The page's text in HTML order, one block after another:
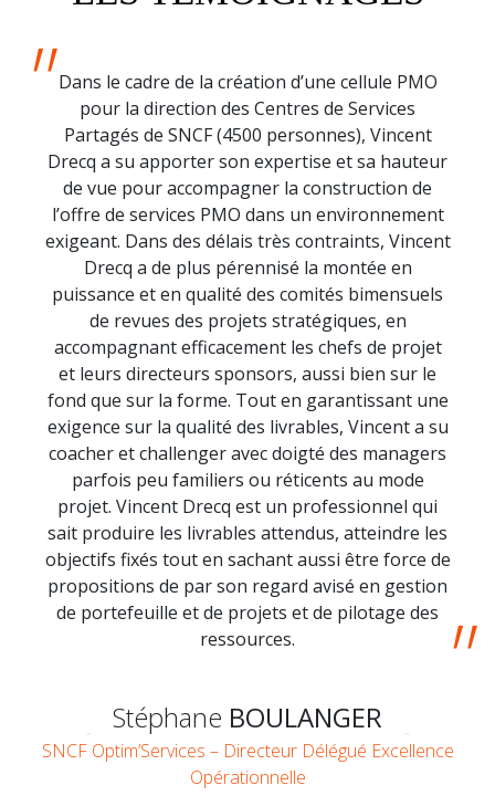
Dans le cadre de la création d’une cellule PMO
pour la direction des Centres de Services
Partagés de SNCF (4500 personnes), Vincent
Drecq a su apporter son expertise et sa hauteur
de vue pour accompagner la construction de
l’offre de services PMO dans un environnement
exigeant. Dans des délais très contraints, Vincent
Drecq a de plus pérennisé la montée en
puissance et en qualité des comités bimensuels
de revues des projets stratégiques, en
accompagnant efficacement les chefs de projet
et leurs directeurs sponsors, aussi bien sur le
fond que sur la forme. Tout en garantissant une
exigence sur la qualité des livrables, Vincent a su
coacher et challenger avec doigté des managers
parfois peu familiers ou réticents au mode
projet. Vincent Drecq est un professionnel qui
sait produire les livrables attendus, atteindre les
objectifs fixés tout en sachant aussi être force de
propositions de par son regard avisé en gestion
de portefeuille et de projets et de pilotage des
ressources.
Stéphane BOULANGER
SNCF Optim’Services – Directeur Délégué Excellence
Opérationnelle